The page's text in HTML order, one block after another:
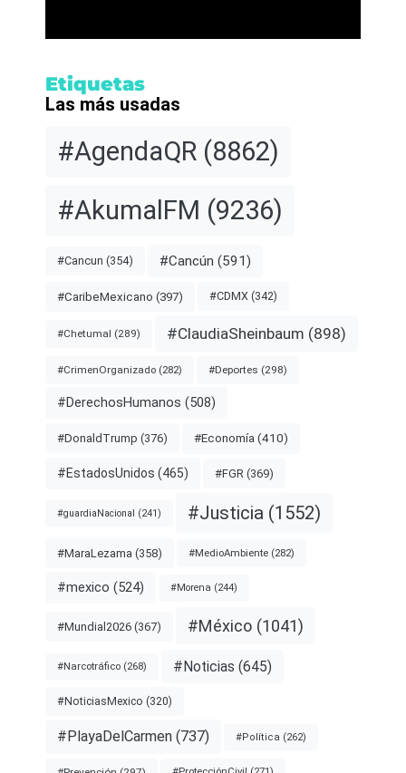
Etiquetas
Las más usadas
#AgendaQR (8862)
#AkumalFM (9236)
#Cancun (354) #Cancún (591)
#CaribeMexicano (397) #CDMX (342)
#Chetumal (289) #ClaudiaSheinbaum (898)
#CrimenOrganizado (282) #Deportes (298)
#DerechosHumanos (508)
#DonaldTrump (376) #Economía (410)
#EstadosUnidos (465) #FGR (369)
#guardiaNacional (241) #Justicia (1552)
#MaraLezama (358) #MedioAmbiente (282)
#mexico (524) #Morena (244)
#Mundial2026 (367) #México (1041)
#Narcotráfico (268) #Noticias (645)
#NoticiasMexico (320)
#PlayaDelCarmen (737) #Política (262)